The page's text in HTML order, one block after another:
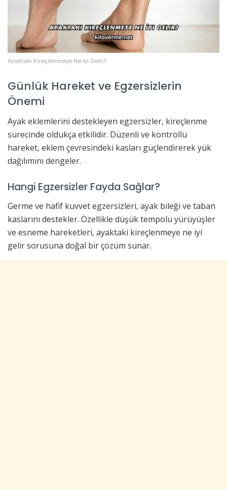
Ayaktaki Kireçlenmeye Ne İyi Gelir?
Günlük Hareket ve Egzersizlerin
Önemi
Ayak eklemlerini destekleyen egzersizler, kireçlenme
sürecinde oldukça etkilidir. Düzenli ve kontrollü
hareket, eklem çevresindeki kasları güçlendirerek yük
dağılımını dengeler.
Hangi Egzersizler Fayda Sağlar?
Germe ve hafif kuvvet egzersizleri, ayak bileği ve taban
kaslarını destekler. Özellikle düşük tempolu yürüyüşler
ve esneme hareketleri, ayaktaki kireçlenmeye ne iyi
gelir sorusuna doğal bir çözüm sunar.